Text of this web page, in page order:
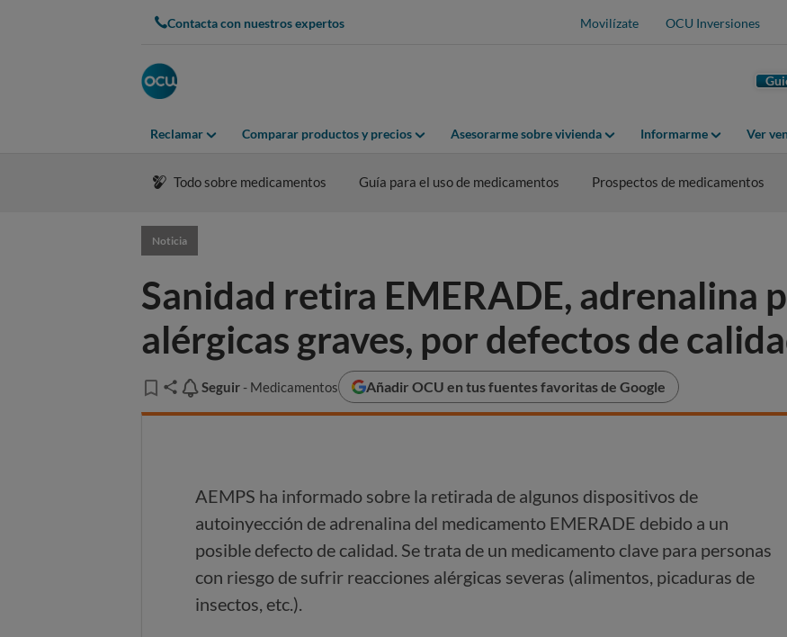
Contacta con nuestros expertos Movilízate OCU Inversiones
Reclamar Comparar productos y precios Asesorarme sobre vivienda Informarme Ver
Todo sobre medicamentos Guía para el uso de medicamentos Prospectos de medicamentos
Noticia
Sanidad retira EMERADE, adrenalina
alérgicas graves, por defectos de
Seguir
Seguir - Medicamentos Añadir OCU en tus fuentes favoritas de Google
AEMPS ha informado sobre la retirada de algunos dispositivos de
autoinyección de adrenalina del medicamento EMERADE debido a un
posible defecto de calidad. Se trata de un medicamento clave para personas
con riesgo de sufrir reacciones alérgicas severas (alimentos, picaduras de
insectos, etc.).